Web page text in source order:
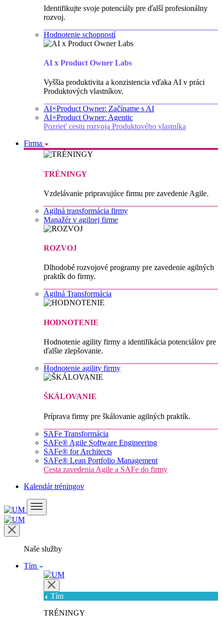
Identifikujte svoje potenciály pre ďalší profesionálny
rozvoj.
Hodnotenie schopností
AI x Product Owner Labs
Vyššia produktivita a konzistencia vďaka AI v práci
Produktových vlastníkov.
AI×Product Owner: Začíname s AI
AI×Product Owner: Agentic
Pozrieť cestu rozvoja Produktového vlastníka
Firma
TRÉNINGY
Vzdelávanie pripravujúce firmu pre zavedenie Agile.
Agilná transformácia firmy
Manažér v agilnej firme
ROZVOJ
Dlhodobé rozvojové programy pre zavedenie agilných
praktík do firmy.
Agilná Transformácia
HODNOTENIE
Hodnotenie agility firmy a identifikácia potenciálov pre
ďalšie zlepšovanie.
Hodnotenie agility firmy
ŠKÁLOVANIE
Príprava firmy pre škálovanie agilných praktík.
SAFe Transformácia
SAFe® Agile Software Engineering
SAFe® for Architects
SAFe® Lean Portfolio Management
Cesta zavedenia Agile a SAFe do firmy
Kalendár tréningov
Naše služby
Tím
Tím
TRÉNINGY